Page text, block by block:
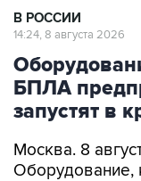
В РОССИИ
14:24, 8 августа 2026
БПЛА
запустят в
Москва. 8
Оборудование,